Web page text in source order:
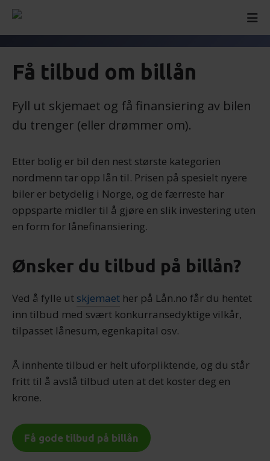
Få tilbud om billån
Fyll ut skjemaet og få finansiering av bilen
du trenger (eller drømmer om).
Etter bolig er bil den nest største kategorien
nordmenn tar opp lån til. Prisen på spesielt nyere
biler er betydelig i Norge, og de færreste har
oppsparte midler til å gjøre en slik investering uten
en form for lånefinansiering.
Ønsker du tilbud på billån?
Ved å fylle ut skjemaet her på Lån.no får du hentet
inn tilbud med svært konkurransedyktige vilkår,
tilpasset lånesum, egenkapital osv.
Å innhente tilbud er helt uforpliktende, og du står
fritt til å avslå tilbud uten at det koster deg en
krone.
Få gode tilbud på billån